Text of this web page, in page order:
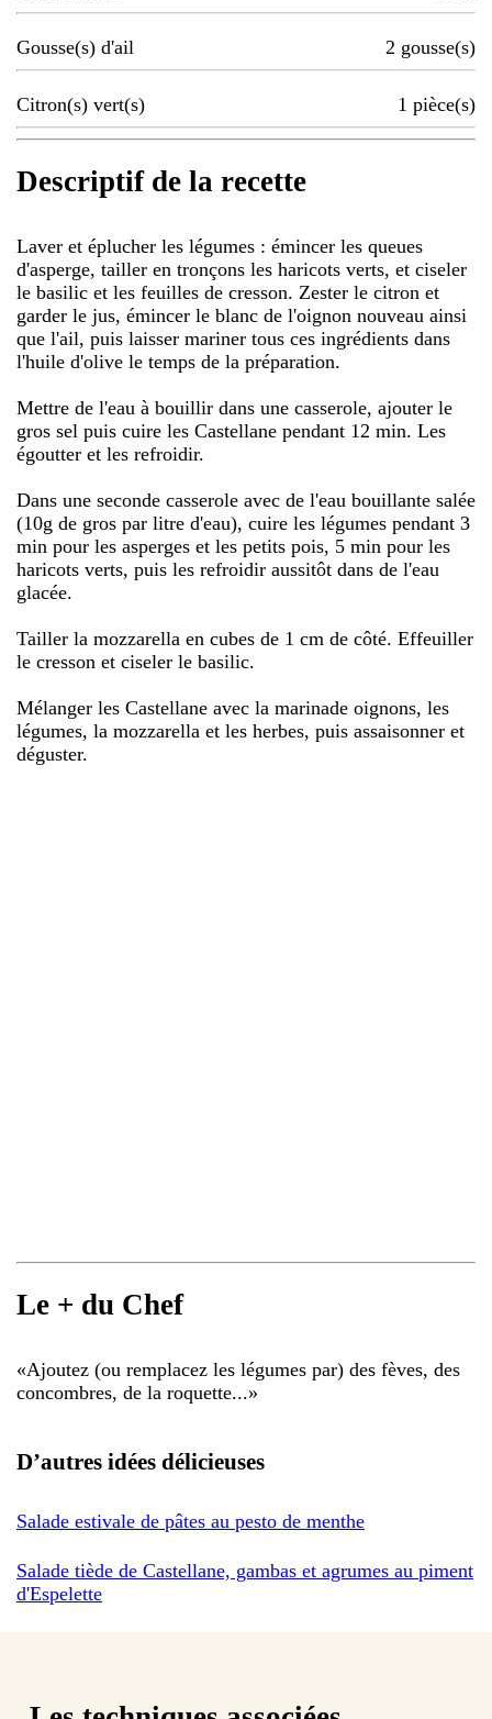
Gousse(s) d'ail 2 gousse(s)
Citron(s) vert(s) 1 pièce(s)
Descriptif de la recette
Laver et éplucher les légumes : émincer les queues
d'asperge, tailler en tronçons les haricots verts, et ciseler
le basilic et les feuilles de cresson. Zester le citron et
garder le jus, émincer le blanc de l'oignon nouveau ainsi
que l'ail, puis laisser mariner tous ces ingrédients dans
l'huile d'olive le temps de la préparation.
Mettre de l'eau à bouillir dans une casserole, ajouter le
gros sel puis cuire les Castellane pendant 12 min. Les
égoutter et les refroidir.
Dans une seconde casserole avec de l'eau bouillante salée
(10g de gros par litre d'eau), cuire les légumes pendant 3
min pour les asperges et les petits pois, 5 min pour les
haricots verts, puis les refroidir aussitôt dans de l'eau
glacée.
Tailler la mozzarella en cubes de 1 cm de côté. Effeuiller
le cresson et ciseler le basilic.
Mélanger les Castellane avec la marinade oignons, les
légumes, la mozzarella et les herbes, puis assaisonner et
déguster.
Le + du Chef
«Ajoutez (ou remplacez les légumes par) des fèves, des
concombres, de la roquette...»
D’autres idées délicieuses
Salade estivale de pâtes au pesto de menthe
Salade tiède de Castellane, gambas et agrumes au piment
d'Espelette